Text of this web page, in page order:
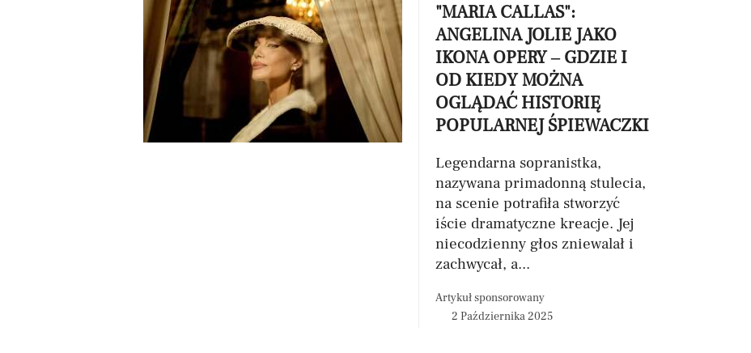
"MARIA CALLAS":
ANGELINA JOLIE JAKO
IKONA OPERY – GDZIE I
OD KIEDY MOŻNA
OGLĄDAĆ HISTORIĘ
POPULARNEJ ŚPIEWACZKI
Legendarna sopranistka,
nazywana primadonną stulecia,
na scenie potrafiła stworzyć
iście dramatyczne kreacje. Jej
niecodzienny głos zniewalał i
zachwycał, a...
Artykuł sponsorowany
2 Października 2025